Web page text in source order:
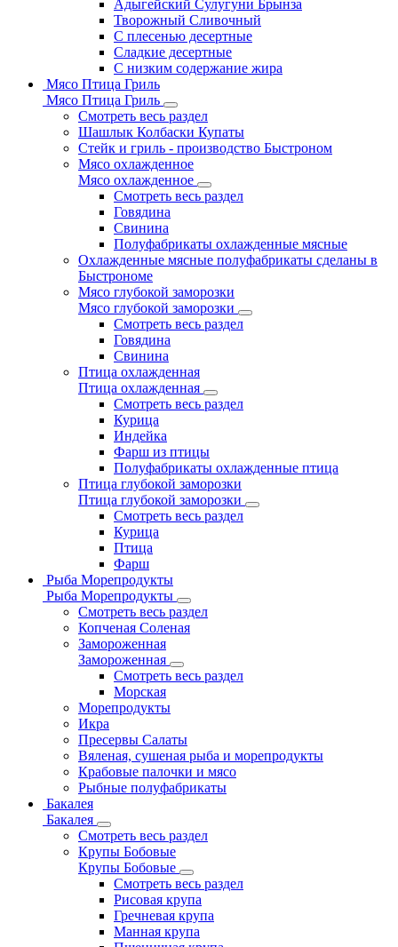
Адыгейский Сулугуни Брынза
Творожный Сливочный
С плесенью десертные
Сладкие десертные
С низким содержание жира
Мясо Птица Гриль
Мясо Птица Гриль
Смотреть весь раздел
Шашлык Колбаски Купаты
Стейк и гриль - производство Быстроном
Мясо охлажденное
Мясо охлажденное
Смотреть весь раздел
Говядина
Свинина
Полуфабрикаты охлажденные мясные
Охлажденные мясные полуфабрикаты сделаны в
Быстрономе
Мясо глубокой заморозки
Мясо глубокой заморозки
Смотреть весь раздел
Говядина
Свинина
Птица охлажденная
Птица охлажденная
Смотреть весь раздел
Курица
Индейка
Фарш из птицы
Полуфабрикаты охлажденные птица
Птица глубокой заморозки
Птица глубокой заморозки
Смотреть весь раздел
Курица
Птица
Фарш
Рыба Морепродукты
Рыба Морепродукты
Смотреть весь раздел
Копченая Соленая
Замороженная
Замороженная
Смотреть весь раздел
Морская
Морепродукты
Икра
Пресервы Салаты
Вяленая, сушеная рыба и морепродукты
Крабовые палочки и мясо
Рыбные полуфабрикаты
Бакалея
Бакалея
Смотреть весь раздел
Крупы Бобовые
Крупы Бобовые
Смотреть весь раздел
Рисовая крупа
Гречневая крупа
Манная крупа